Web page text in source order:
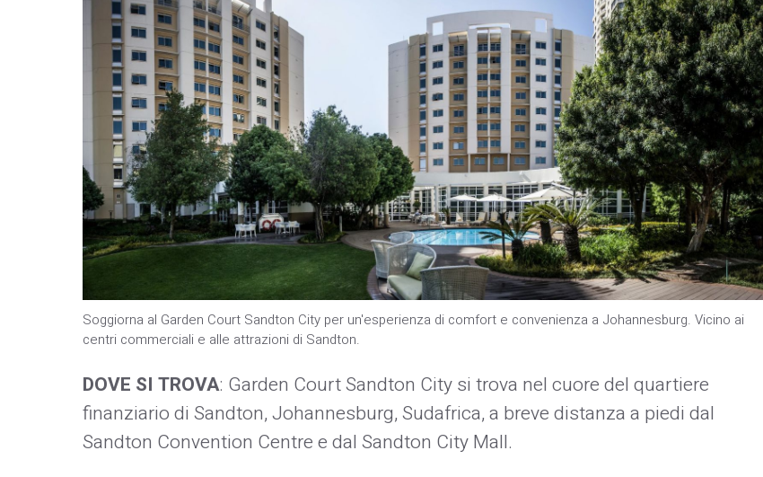
Soggiorna al Garden Court Sandton City per un'esperienza di comfort e convenienza a Johannesburg. Vicino ai
centri commerciali e alle attrazioni di Sandton.
DOVE SI TROVA: Garden Court Sandton City si trova nel cuore del quartiere
finanziario di Sandton, Johannesburg, Sudafrica, a breve distanza a piedi dal
Sandton Convention Centre e dal Sandton City Mall.